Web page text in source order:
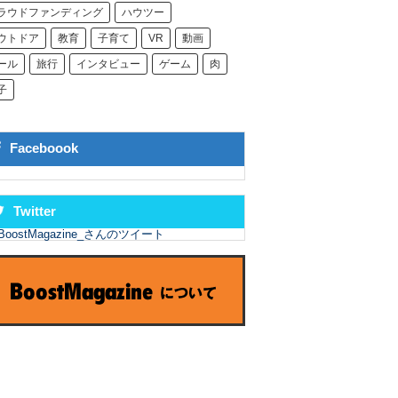
ウドファンディング ハウツー
トドア 教育 子育て VR 動画
ル 旅行 インタビュー ゲーム 肉
Faceboook
Twitter
さんのツイート